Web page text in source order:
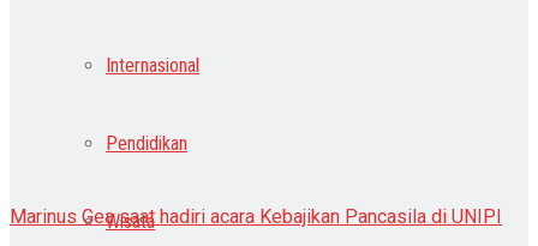
Internasional
Pendidikan
Wisata
Marinus Gea saat hadiri acara Kebajikan Pancasila di UNIPI